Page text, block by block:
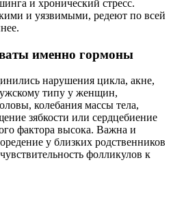
и хронический стресс.
и уязвимыми, редеют по всей
именно гормоны
нарушения цикла, акне,
типу у женщин,
колебания массы тела,
зябкости или сердцебиение
фактора высока. Важна и
у близких родственников
фолликулов к